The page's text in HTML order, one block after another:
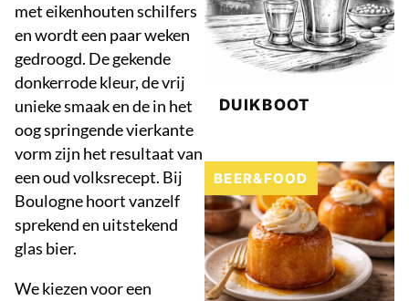
met eikenhouten schilfers
en wordt een paar weken
gedroogd. De gekende
donkerrode kleur, de vrij
unieke smaak en de in het
oog springende vierkante
vorm zijn het resultaat van
een oud volksrecept. Bij
Boulogne hoort vanzelf
sprekend en uitstekend
glas bier.
We kiezen voor een
DUIKBOOT
BEER&FOOD